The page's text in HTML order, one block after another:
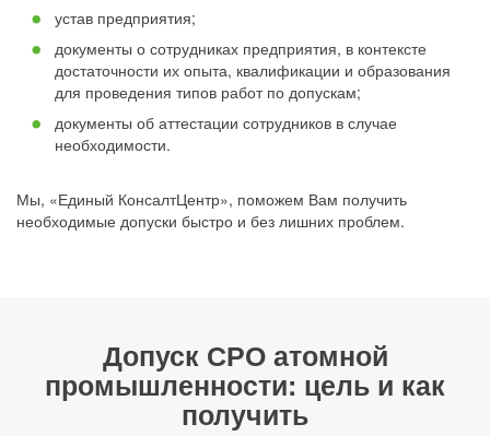
устав предприятия;
документы о сотрудниках предприятия, в контексте
достаточности их опыта, квалификации и образования
для проведения типов работ по допускам;
документы об аттестации сотрудников в случае
необходимости.
Мы, «Единый КонсалтЦентр», поможем Вам получить
необходимые допуски быстро и без лишних проблем.
Допуск СРО атомной
промышленности: цель и как
получить